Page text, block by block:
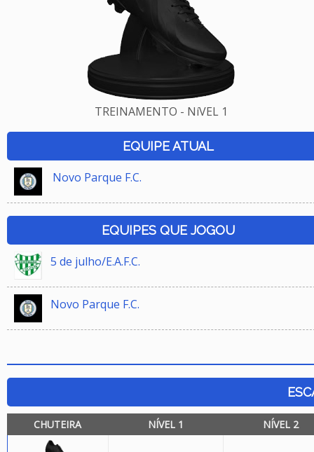
TREINAMENTO - NíVEL 1
EQUIPE ATUAL
Novo Parque F.C.
EQUIPES QUE JOGOU
5 de julho/E.A.F.C.
Novo Parque F.C.
CHUTEIRA NÍVEL 1 NÍVEL 2